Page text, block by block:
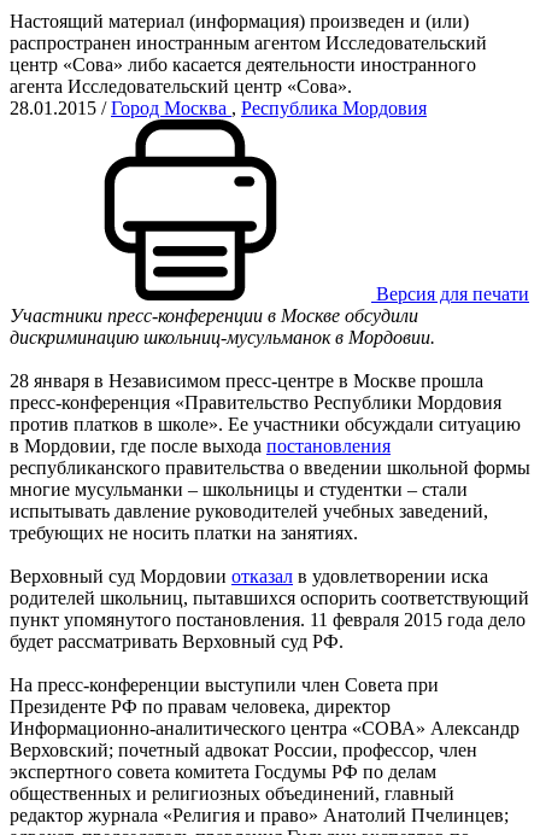
Настоящий материал (информация) произведен и (или)
распространен иностранным агентом Исследовательский
центр «Сова» либо касается деятельности иностранного
агента Исследовательский центр «Сова».
28.01.2015 /Город Москва , Республика Мордовия
Версия для печати
Участники пресс-конференции в Москве обсудили
дискриминацию школьниц-мусульманок в Мордовии.
28 января в Независимом пресс-центре в Москве прошла
пресс-конференция «Правительство Республики Мордовия
против платков в школе». Ее участники обсуждали ситуацию
в Мордовии, где после выхода постановления
республиканского правительства о введении школьной формы
многие мусульманки – школьницы и студентки – стали
испытывать давление руководителей учебных заведений,
требующих не носить платки на занятиях.
Верховный суд Мордовии отказал в удовлетворении иска
родителей школьниц, пытавшихся оспорить соответствующий
пункт упомянутого постановления. 11 февраля 2015 года дело
будет рассматривать Верховный суд РФ.
На пресс-конференции выступили член Совета при
Президенте РФ по правам человека, директор
Информационно-аналитического центра «СОВА» Александр
Верховский; почетный адвокат России, профессор, член
экспертного совета комитета Госдумы РФ по делам
общественных и религиозных объединений, главный
редактор журнала «Религия и право» Анатолий Пчелинцев;